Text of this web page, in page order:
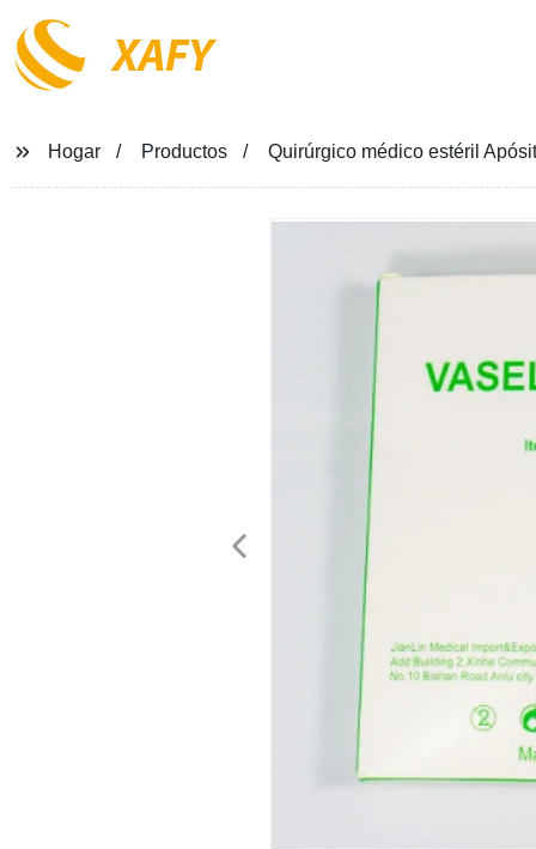
XAFY
Hogar Productos Quirúrgico médico estéril